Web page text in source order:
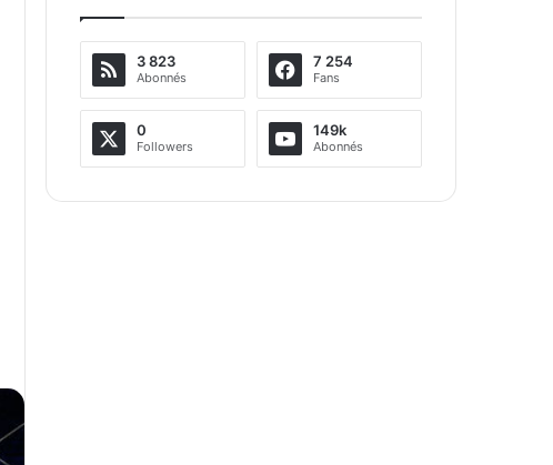
3 823
Abonnés
7 254
Fans
0
Followers
149k
Abonnés